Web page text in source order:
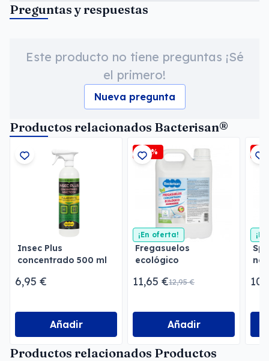
Preguntas y respuestas
Este producto no tiene preguntas ¡Sé
el primero!
Nueva pregunta
Productos relacionados Bacterisan®
Insec Plus
concentrado 500 ml
6,95 €
Añadir
-10%
¡En oferta!
Fregasuelos
ecológico
Bacterisan
11,65 €12,95 €
Añadir
-
Productos relacionados Productos